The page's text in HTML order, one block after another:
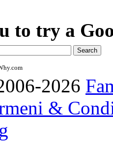
to try a
2026
&